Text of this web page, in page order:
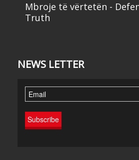
Mbroje të vërtetën -
Truth
NEWS LETTER